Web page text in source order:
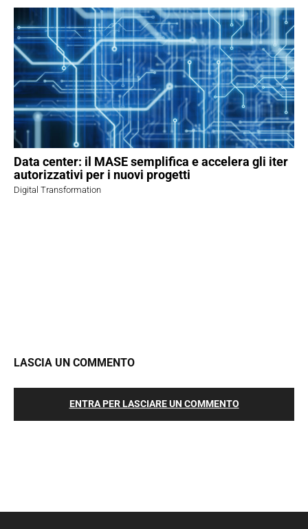
Data center: il MASE semplifica e accelera gli iter
autorizzativi per i nuovi progetti
Digital Transformation
LASCIA UN COMMENTO
ENTRA PER LASCIARE UN COMMENTO